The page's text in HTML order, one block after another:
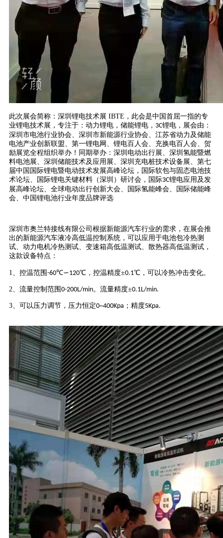
此次展会简称：深圳锂电技术展 IBTE ，此会是中国首屈一指的专
业锂电技术展，专注于：动力锂电，储能锂电， 3C锂电，展会由：
深圳市电池行业协会、深圳市新能源行业协会、江苏省动力及储能
电池产业创新联盟、第一锂电网、锂电百人会、充换电百人会、贺
励展览全程组织举办！同期举办：深圳电动出行展、深圳氢能暨燃
料电池展、深圳储能技术及应用展、深圳充电桩技术设备展、第七
届中国国际锂电暨电动技术发展高峰论坛，国际软包与固态电池技
术论坛、国际锂电关键材料（深圳）研讨会，国际3C锂电应用及发
展高峰论坛、全球电动出行创新大会、国际氢能峰会、国际储能峰
会、中国锂电池行业年度品牌评选
深圳市奥兰特接线有限公司根据新能源汽车行业的需求，在展会推
出的新能源汽车液冷高低温控制系统，可以应用于电池包冷热测
试、动力电机冷热测试、变速箱高低温测试、散热器高低温测试，
这款设备特点：
1 、控温范围-60℃∽120℃，控温精度±0.1℃，可以冷热冲击变化。
2 、流量控制范围0-200L/min。流量精度±0.1L/min.
3 、可以压力调节，压力恒定0~400Kpa ；精度5Kpa.